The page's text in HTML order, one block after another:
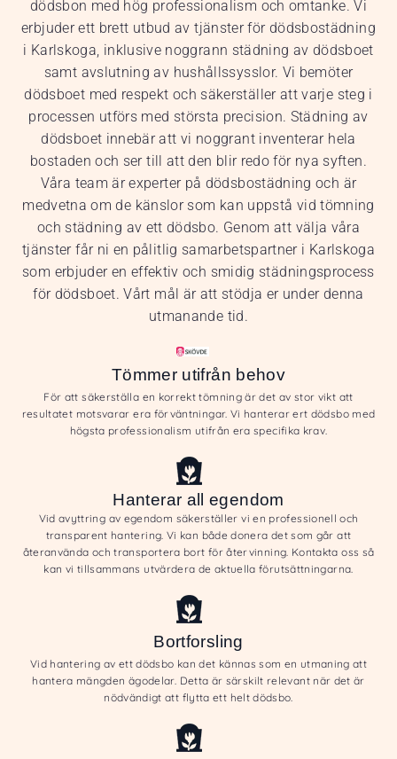
dödsbon med hög professionalism och omtanke. Vi
erbjuder ett brett utbud av tjänster för dödsbostädning
i Karlskoga, inklusive noggrann städning av dödsboet
samt avslutning av hushållssysslor. Vi bemöter
dödsboet med respekt och säkerställer att varje steg i
processen utförs med största precision. Städning av
dödsboet innebär att vi noggrant inventerar hela
bostaden och ser till att den blir redo för nya syften.
Våra team är experter på dödsbostädning och är
medvetna om de känslor som kan uppstå vid tömning
och städning av ett dödsbo. Genom att välja våra
tjänster får ni en pålitlig samarbetspartner i Karlskoga
som erbjuder en effektiv och smidig städningsprocess
för dödsboet. Vårt mål är att stödja er under denna
utmanande tid.
Tömmer utifrån behov
För att säkerställa en korrekt tömning är det av stor vikt att
resultatet motsvarar era förväntningar. Vi hanterar ert dödsbo med
högsta professionalism utifrån era specifika krav.
Hanterar all egendom
Vid avyttring av egendom säkerställer vi en professionell och
transparent hantering. Vi kan både donera det som går att
återanvända och transportera bort för återvinning. Kontakta oss så
kan vi tillsammans utvärdera de aktuella förutsättningarna.
Bortforsling
Vid hantering av ett dödsbo kan det kännas som en utmaning att
hantera mängden ägodelar. Detta är särskilt relevant när det är
nödvändigt att flytta ett helt dödsbo.